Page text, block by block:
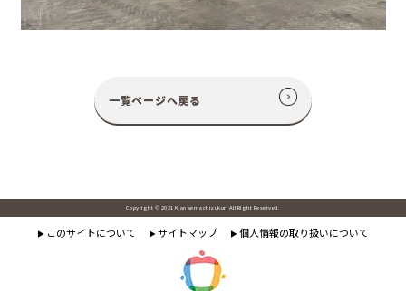
一覧ページへ戻る
Copyright © 2021 Kanaemachizukuri All Right Reserved.
▶ このサイトについて ▶ サイトマップ ▶ 個人情報の取り扱いについて